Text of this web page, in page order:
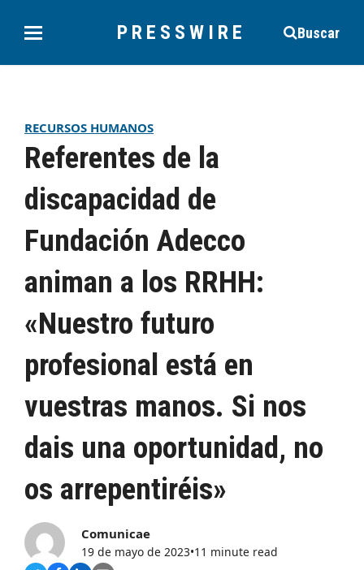
PRESSWIRE Buscar
RECURSOS HUMANOS
Referentes de la
discapacidad de
Fundación Adecco
animan a los RRHH:
«Nuestro futuro
profesional está en
vuestras manos. Si nos
dais una oportunidad, no
os arrepentiréis»
Comunicae
19 de mayo de 2023•11 minute read